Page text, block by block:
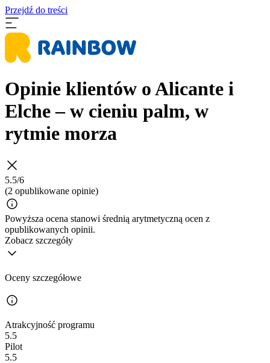
Przejdź do treści
Opinie klientów o Alicante i
Elche – w cieniu palm, w
rytmie morza
5.5/6
(2 opublikowane opinie)
Powyższa ocena stanowi średnią arytmetyczną ocen z
opublikowanych opinii.
Zobacz szczegóły
Oceny szczegółowe
Atrakcyjność programu
5.5
Pilot
5.5